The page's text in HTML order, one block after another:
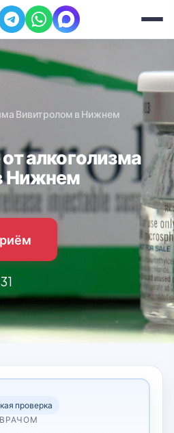
Вивитролом в Нижнем
алкоголизма
Нижнем
проверка